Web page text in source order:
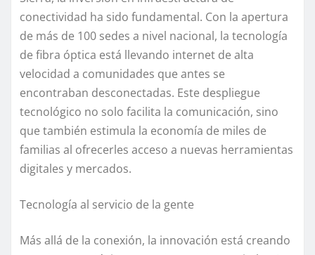
conectividad ha sido fundamental. Con la apertura
de más de 100 sedes a nivel nacional, la tecnología
de fibra óptica está llevando internet de alta
velocidad a comunidades que antes se
encontraban desconectadas. Este despliegue
tecnológico no solo facilita la comunicación, sino
que también estimula la economía de miles de
familias al ofrecerles acceso a nuevas herramientas
digitales y mercados.
Tecnología al servicio de la gente
Más allá de la conexión, la innovación está creando